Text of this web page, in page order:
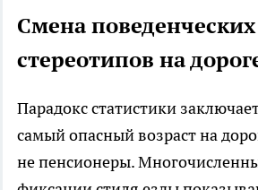
Смена поведенческих
стереотипов на
Парадокс статистики
самый опасный возраст на
не пенсионеры.